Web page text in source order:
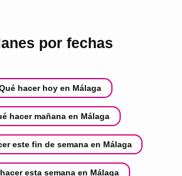
por fechas
hacer hoy en Málaga
hacer mañana en Málaga
este fin de semana en Málaga
esta semana en Málaga